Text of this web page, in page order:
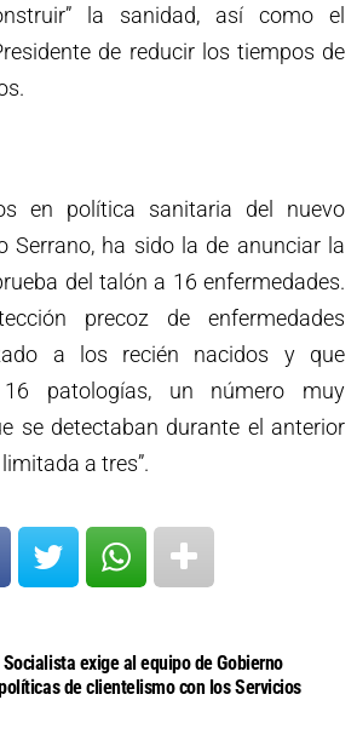
la sanidad, así como el
de reducir los tiempos de
en política sanitaria del nuevo
Serrano, ha sido la de anunciar la
del talón a 16 enfermedades.
precoz de enfermedades
a los recién nacidos y que
patologías, un número muy
se detectaban durante el anterior
a tres”.
exige al equipo de Gobierno
de clientelismo con los Servicios